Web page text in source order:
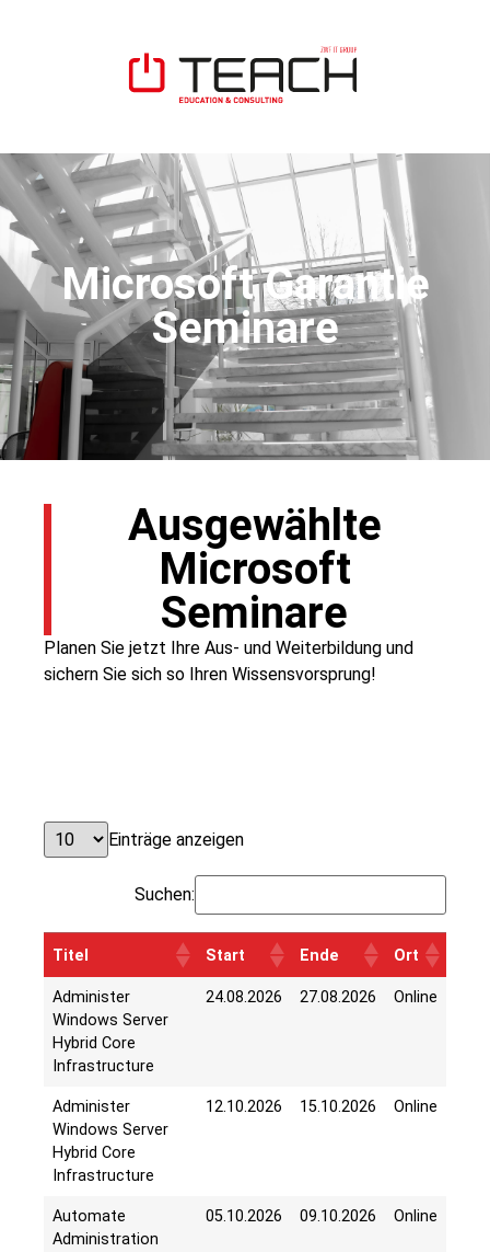
Microsoft Garantie
Seminare
Ausgewählte
Microsoft
Seminare
Planen Sie jetzt Ihre Aus- und Weiterbildung und
sichern Sie sich so Ihren Wissensvorsprung!
Einträge anzeigen
Suchen:
Titel Start Ende Ort
Administer
Windows Server
Hybrid Core
Infrastructure
24.08.2026 27.08.2026 Online
Administer
Windows Server
Hybrid Core
Infrastructure
12.10.2026 15.10.2026 Online
Automate
Administration
05.10.2026 09.10.2026 Online